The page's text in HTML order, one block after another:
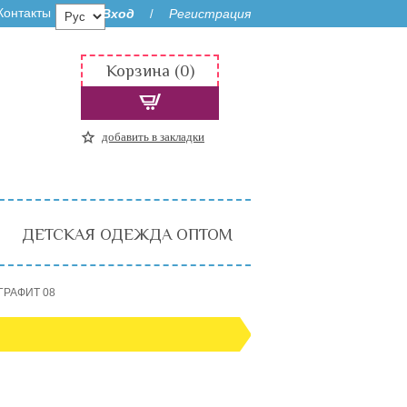
Вход / Регистрация
Корзина (0)
добавить в закладки
ДЕТСКАЯ ОДЕЖДА ОПТОМ
08